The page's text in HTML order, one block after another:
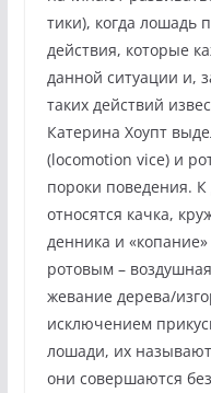
тики), когда лошадь
действия, которые
данной ситуации и,
таких действий
Катерина Хоупт
(locomotion vice) и
пороки поведения.
относятся качка,
денника и
ротовым –
жевание дерева/
исключением
лошади, их
они совершаются